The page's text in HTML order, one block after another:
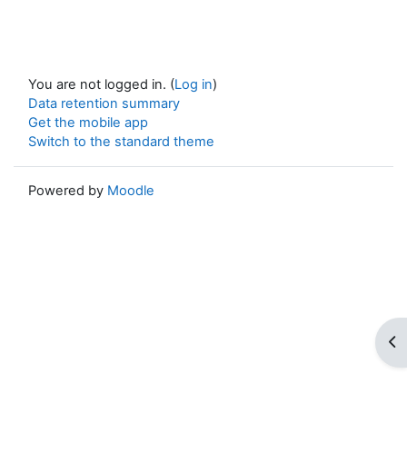
You are not logged in. (Log in)
Data retention summary
Get the mobile app
Switch to the standard theme
Powered by Moodle